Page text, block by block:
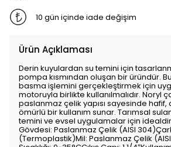
10 gün içinde iade değişim
Ürün Açıklaması
Derin kuyulardan su temini için
pompa kısmından oluşan bir üründür.
basma işlemini gerçekleştirmek için
motoruyla birlikte kullanılmalıdır. Noryl
paslanmaz çelik yapısı sayesinde hafif,
ömürlü bir kullanım sunar. Tarımsal
temini ve evsel uygulamalar için
Gövdesi: Paslanmaz Çelik (AISI
(Termoplastik)Mil: Paslanmaz Çelik (AISI